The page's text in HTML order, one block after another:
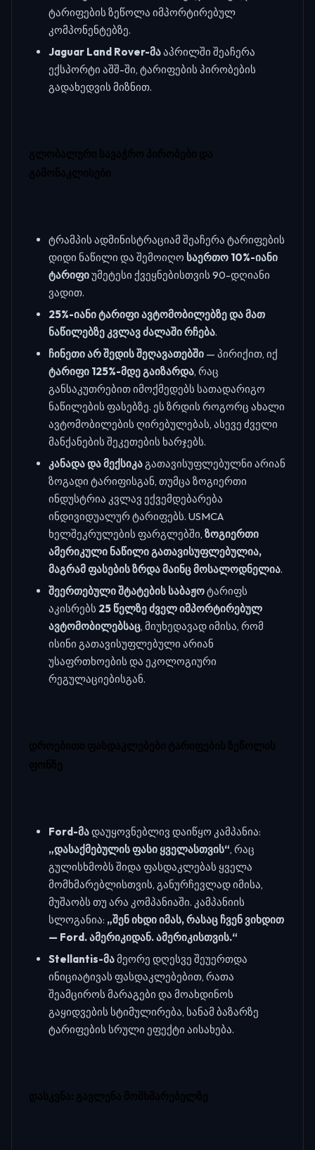
ტარიფების ზეწოლა იმპორტირებულ
კომპონენტებზე.
Jaguar Land Rover-მააპრილში შეაჩერა
ექსპორტი აშშ-ში, ტარიფების პირობების
გადახედვის მიზნით.
გლობალური სავაჭრო პირობები და
გამონაკლისები
ტრამპის ადმინისტრაციამ შეაჩერა ტარიფების
დიდი ნაწილი და შემოიღო საერთო 10%-იანი
ტარიფიუმეტესი ქვეყნებისთვის 90-დღიანი
ვადით.
25%-იანი ტარიფი ავტომობილებზე და მათ
ნაწილებზე კვლავ ძალაში რჩება.
ჩინეთი არ შედის შეღავათებში — პირიქით, იქ
ტარიფი 125%-მდე გაიზარდა, რაც
განსაკუთრებით იმოქმედებს სათადარიგო
ნაწილების ფასებზე. ეს ზრდის როგორც ახალი
ავტომობილების ღირებულებას, ასევე ძველი
მანქანების შეკეთების ხარჯებს.
კანადა და მექსიკაგათავისუფლებულნი არიან
ზოგადი ტარიფისგან, თუმცა ზოგიერთი
ინდუსტრია კვლავ ექვემდებარება
ინდივიდუალურ ტარიფებს. USMCA
ხელშეკრულების ფარგლებში, ზოგიერთი
ამერიკული ნაწილი გათავისუფლებულია,
მაგრამ ფასების ზრდა მაინც მოსალოდნელია.
შეერთებული შტატების საბაჟოტარიფს
აკისრებს 25 წელზე ძველ იმპორტირებულ
ავტომობილებსაც, მიუხედავად იმისა, რომ
ისინი გათავისუფლებული არიან
უსაფრთხოების და ეკოლოგიური
რეგულაციებისგან.
დროებითი ფასდაკლებები ტარიფების ზეწოლის
ფონზე
Ford-მადაუყოვნებლივ დაიწყო კამპანია:
„დასაქმებულის ფასი ყველასთვის“, რაც
გულისხმობს შიდა ფასდაკლებას ყველა
მომხმარებლისთვის, განურჩევლად იმისა,
მუშაობს თუ არა კომპანიაში. კამპანიის
სლოგანია: „შენ იხდი იმას, რასაც ჩვენ ვიხდით
— Ford. ამერიკიდან. ამერიკისთვის.“
Stellantis-მამეორე დღესვე შეუერთდა
ინიციატივას ფასდაკლებებით, რათა
შეამციროს მარაგები და მოახდინოს
გაყიდვების სტიმულირება, სანამ ბაზარზე
ტარიფების სრული ეფექტი აისახება.
დასკვნა: გავლენა მომხმარებელზე